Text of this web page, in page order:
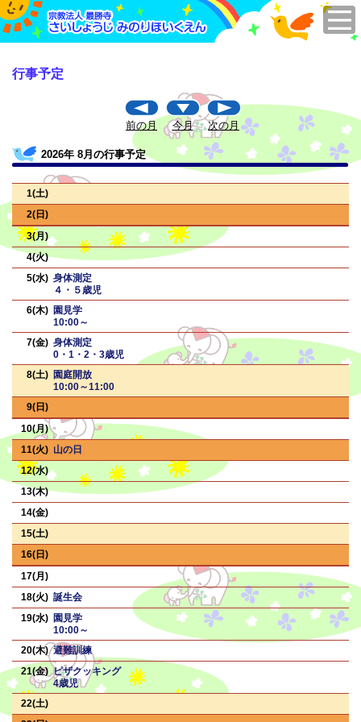
行事予定
前の月 今月 次の月
2026年 8月の行事予定
1
2
3
4
5
身体測定
４・５歳児
6
園見学
10:00～
7
身体測定
0・1・2・3歳児
8
園庭開放
10:00～11:00
9
10
11
山の日
12
13
14
15
16
17
18
誕生会
19
園見学
10:00～
20
避難訓練
21
ピザクッキング
4歳児
22